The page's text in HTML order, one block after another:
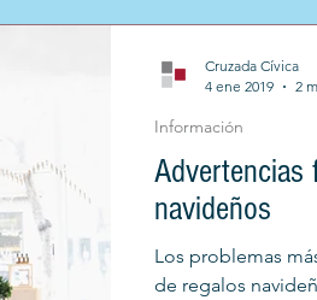
Advertencias
navideños
Los problemas
de regalos
Información
Cruzada Cívica
4 ene 2019
2